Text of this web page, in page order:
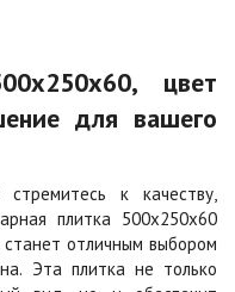
Цена по запросу
Конго
цвет
для вашего
к качеству,
плитка 500х250х60
отличным выбором
Эта плитка не только